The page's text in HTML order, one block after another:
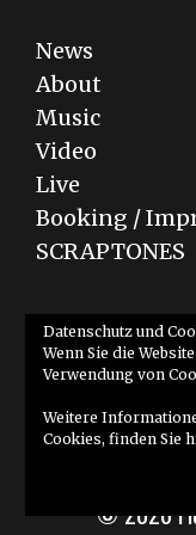
News
About
Music
Video
Live
Booking /
SCRAPTONES
Bandcamp
YouTube
© 2026
Datenschutz und
Wenn Sie die
Verwendung von
Weitere
Cookies, finden Sie